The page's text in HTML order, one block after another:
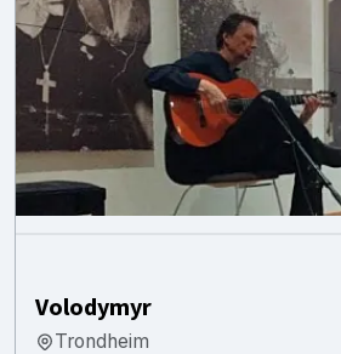
Volodymyr
Trondheim